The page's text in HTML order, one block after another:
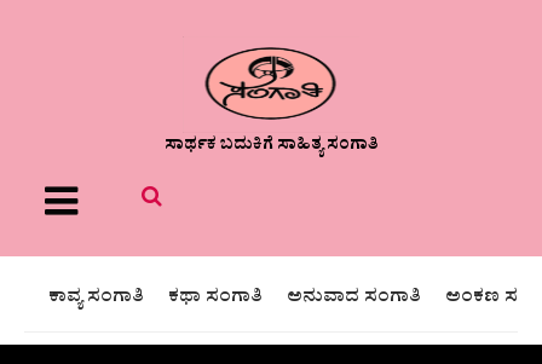
ಸಾರ್ಥಕ ಬದುಕಿಗೆ ಸಾಹಿತ್ಯ ಸಂಗಾತಿ
Menu
ಕಾವ್ಯ ಸಂಗಾತಿ ಕಥಾ ಸಂಗಾತಿ ಅನುವಾದ ಸಂಗಾತಿ ಅಂಕಣ